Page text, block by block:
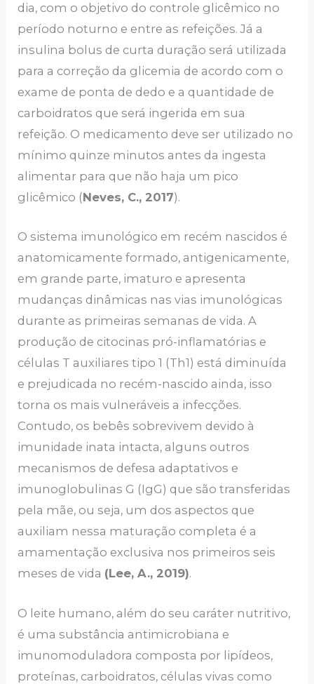
dia, com o objetivo do controle glicêmico no
período noturno e entre as refeições. Já a
insulina bolus de curta duração será utilizada
para a correção da glicemia de acordo com o
exame de ponta de dedo e a quantidade de
carboidratos que será ingerida em sua
refeição. O medicamento deve ser utilizado no
mínimo quinze minutos antes da ingesta
alimentar para que não haja um pico
glicêmico (Neves, C., 2017).
O sistema imunológico em recém nascidos é
anatomicamente formado, antigenicamente,
em grande parte, imaturo e apresenta
mudanças dinâmicas nas vias imunológicas
durante as primeiras semanas de vida. A
produção de citocinas pró-inflamatórias e
células T auxiliares tipo 1 (Th1) está diminuída
e prejudicada no recém-nascido ainda, isso
torna os mais vulneráveis a infecções.
Contudo, os bebês sobrevivem devido à
imunidade inata intacta, alguns outros
mecanismos de defesa adaptativos e
imunoglobulinas G (IgG) que são transferidas
pela mãe, ou seja, um dos aspectos que
auxiliam nessa maturação completa é a
amamentação exclusiva nos primeiros seis
meses de vida (Lee, A., 2019).
O leite humano, além do seu caráter nutritivo,
é uma substância antimicrobiana e
imunomoduladora composta por lipídeos,
proteínas, carboidratos, células vivas como